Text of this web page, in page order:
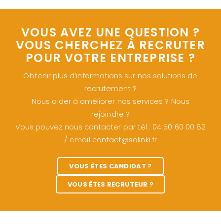
VOUS AVEZ UNE QUESTION ?
VOUS CHERCHEZ À RECRUTER
POUR VOTRE ENTREPRISE ?
Obtenir plus d’informations sur nos solutions de
recrutement ?
Nous aider à améliorer nos services ? Nous
rejoindre ?
Vous pouvez nous contacter par tél : 04 50 60 00 82
/ email contact@solinki.fr
VOUS ÊTES CANDIDAT ?
VOUS ÊTES RECRUTEUR ?